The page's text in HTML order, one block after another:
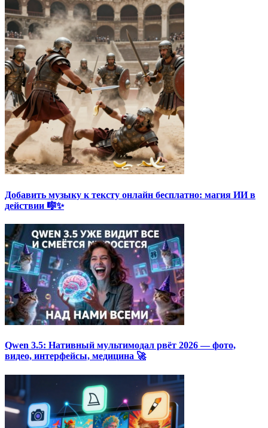
Добавить музыку к тексту онлайн бесплатно: магия ИИ в
действии 🎼✨
Qwen 3.5: Нативный мультимодал рвёт 2026 — фото,
видео, интерфейсы, медицина 🚀